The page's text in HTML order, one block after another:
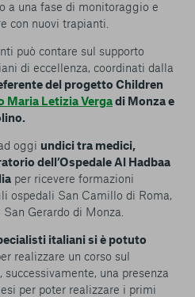
a una fase di monitoraggio e
con nuovi trapianti.
può contare sul supporto
di eccellenza, coordinati dalla
del progetto Children
Maria Letizia Vergadi Monza e
oggi undici tra medici,
dell’Ospedale Al Hadbaa
per ricevere formazioni
ospedali San Camillo di Roma,
Gerardo di Monza.
italiani si è potuto
realizzare un corso sul
una presenza
per poter realizzare i primi